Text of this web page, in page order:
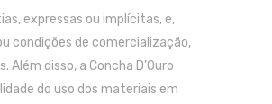
expressas ou implícitas, e,
condições de comercialização,
disso, a Concha D’Ouro
do uso dos materiais em